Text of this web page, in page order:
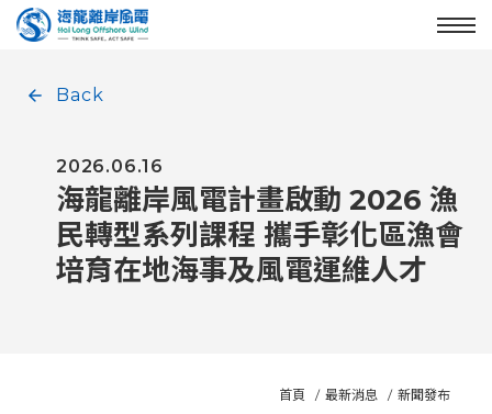
Enter the main content area
:::
Back
2026.06.16
海龍離岸風電計畫啟動 2026 漁
民轉型系列課程 攜手彰化區漁會
培育在地海事及風電運維人才
首頁 最新消息 新聞發布